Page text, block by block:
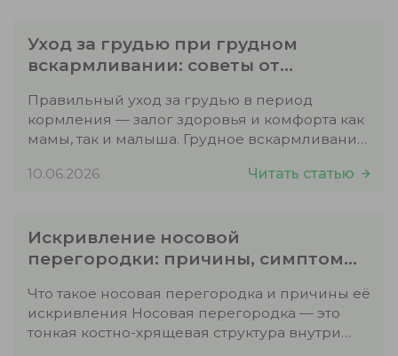
Уход за грудью при грудном
вскармливании: советы от
Правильный уход за грудью в период
кормления — залог здоровья и комфорта как
мамы, так и малыша. Грудное вскармливание
10.06.2026
Читать статью
Искривление носовой
перегородки: причины, симптомы
Днепре
Что такое носовая перегородка и причины её
искривления Носовая перегородка — это
тонкая костно-хрящевая структура внутри